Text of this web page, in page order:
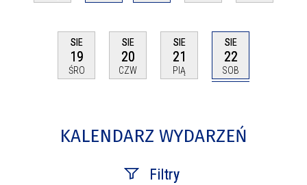
SIE
19
ŚRO
SIE
20
CZW
SIE
21
PIĄ
SIE
22
SOB
KALENDARZ WYDARZEŃ
Filtry